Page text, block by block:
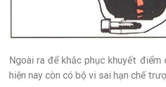
Ngoài ra để khắc phục khuyết
hiện nay còn có bộ vi sai hạn chế